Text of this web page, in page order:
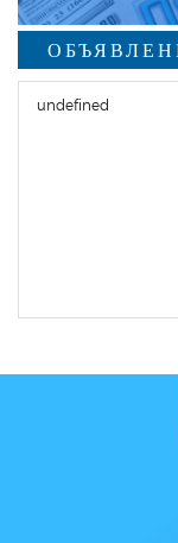
undefined